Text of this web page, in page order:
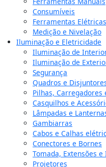
Consumíveis
Ferramentas Elétricas
Medição e Nivelação
Iluminação e Eletricidade
Iluminação de
Iluminação de
Segurança
Quadros e
Pilhas, Carregadores
Casquilhos e
Lâmpadas e
Gambiarras
Cabos e Calhas
Conectores e Bornes
Tomada, Extensões
Projetores